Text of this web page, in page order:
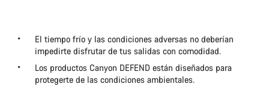
El tiempo frío y las condiciones adversas no deberían
impedirte disfrutar de tus salidas con comodidad.
Los productos Canyon DEFEND están diseñados para
protegerte de las condiciones ambientales.